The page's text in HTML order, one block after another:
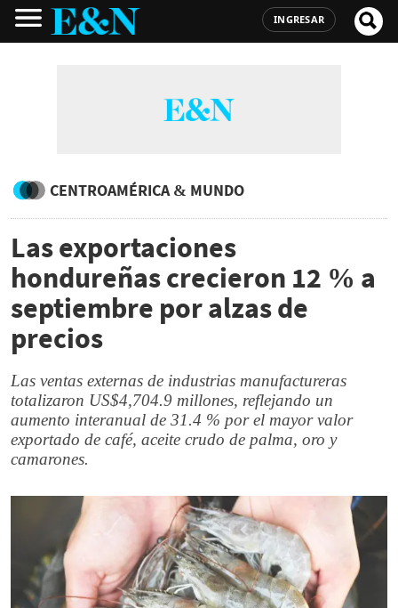
INGRESAR
CENTROAMÉRICA & MUNDO
Las exportaciones
hondureñas crecieron 12 % a
septiembre por alzas de
precios
Las ventas externas de industrias manufactureras
totalizaron US$4,704.9 millones, reflejando un
aumento interanual de 31.4 % por el mayor valor
exportado de café, aceite crudo de palma, oro y
camarones.